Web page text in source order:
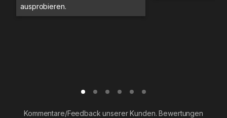
ausprobieren.
Kommentare/Feedback unserer Kunden. Bewertungen